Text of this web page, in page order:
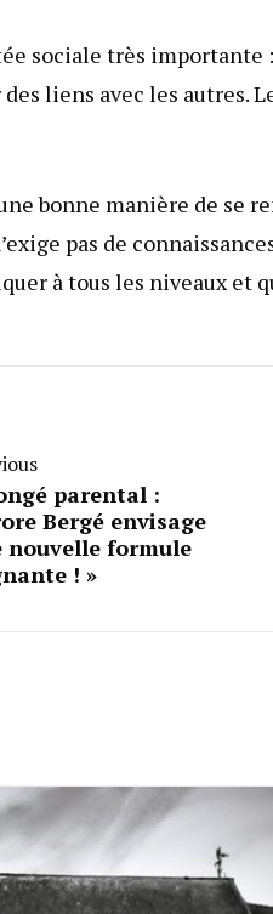
sociale très
liens avec les autres.
bonne manière de se
pas de
à tous les niveaux et
parental :
Bergé envisage
nouvelle formule
! »